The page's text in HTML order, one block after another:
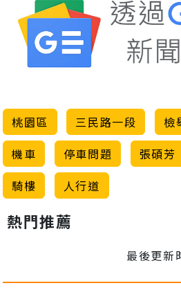
桃園區 三民路一段 檢
機車
停車問題 張碩芳
騎樓
人行道
熱門推薦
最後更